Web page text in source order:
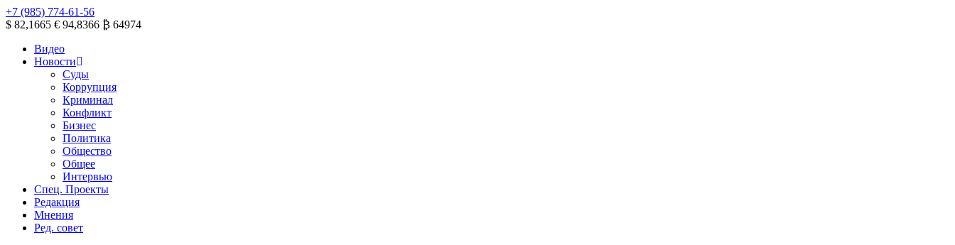
+7 (985) 774-61-56
$ 82,1665 € 94,8366 ₿ 64974
Видео
Новости
Суды
Коррупция
Криминал
Конфликт
Бизнес
Политика
Общество
Общее
Интервью
Спец. Проекты
Редакция
Мнения
Ред. совет